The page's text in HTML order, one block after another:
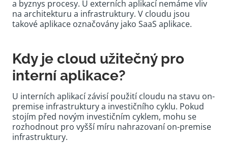
a byznys procesy. U externích aplikací nemáme vliv
na architekturu a infrastruktury. V cloudu jsou
takové aplikace označovány jako SaaS aplikace.
Kdy je cloud užitečný pro
interní aplikace?
U interních aplikací závisí použití cloudu na stavu on-
premise infrastruktury a investičního cyklu. Pokud
stojím před novým investičním cyklem, mohu se
rozhodnout pro vyšší míru nahrazovaní on-premise
infrastruktury.